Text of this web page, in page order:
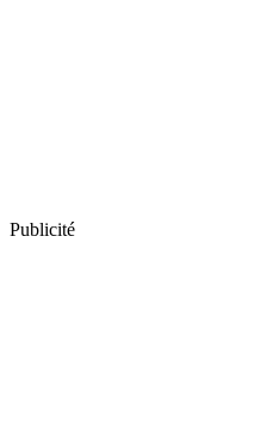
Publicité